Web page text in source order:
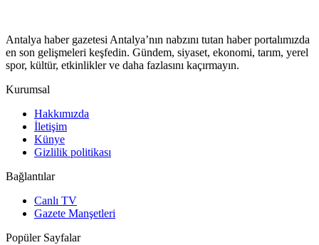
Antalya haber gazetesi Antalya’nın nabzını tutan haber portalımızda
en son gelişmeleri keşfedin. Gündem, siyaset, ekonomi, tarım, yerel
spor, kültür, etkinlikler ve daha fazlasını kaçırmayın.
Kurumsal
Hakkımızda
İletişim
Künye
Gizlilik politikası
Bağlantılar
Canlı TV
Gazete Manşetleri
Popüler Sayfalar